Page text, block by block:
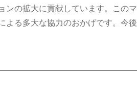
ンの拡大に貢献しています。このマ
よる多大な協力のおかげです。今後